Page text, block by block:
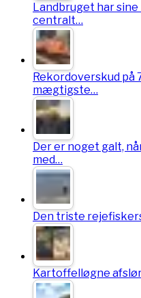
Landbruget har
centralt…
Rekordoverskud på
mægtigste…
Der er noget galt,
med…
Den triste
Kartoffelløgne